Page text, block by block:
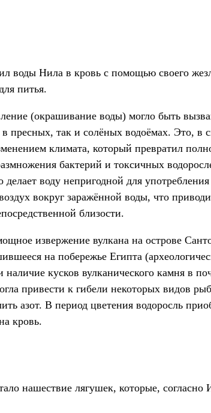
воды Нила в кровь с помощью своего
питья.
(окрашивание воды) могло быть
в пресных, так и солёных водоёмах. Это, в
климата, который превратил
бактерий и токсичных
воду непригодной для
вокруг заражённой воды, что
близости.
извержение вулкана на острове
на побережье Египта
кусков вулканического камня в
привести к гибели некоторых видов
азот. В период цветения водоросль
кровь.
нашествие лягушек, которые, согласно